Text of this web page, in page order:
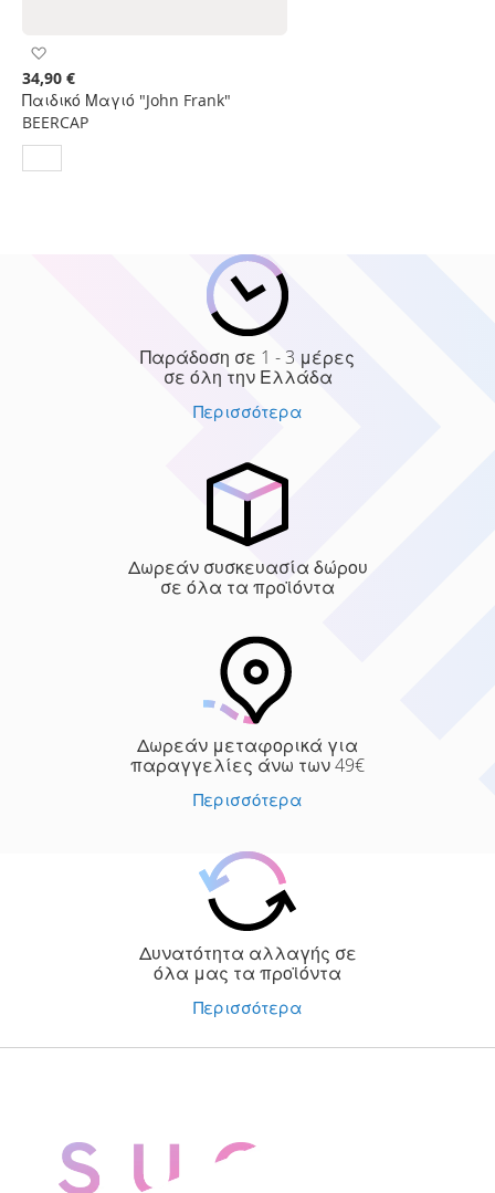
στη
Λίστα
Επιθυμιών
Παιδικό Μαγιό "John Frank"
BEERCAP
34,90 €
Παράδοση σε 1 - 3 μέρες
σε όλη την Ελλάδα
Περισσότερα
Δωρεάν συσκευασία δώρου
σε όλα τα προϊόντα
Δωρεάν μεταφορικά για
παραγγελίες άνω των 49€
Περισσότερα
Δυνατότητα αλλαγής σε
όλα μας τα προϊόντα
Περισσότερα